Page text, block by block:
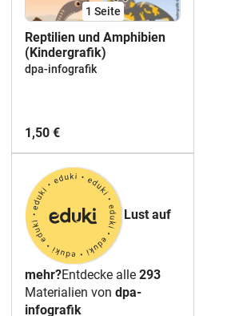
1 Seite
Reptilien und Amphibien
(Kindergrafik)
dpa-infografik
1,50 €
Lust auf
mehr?Entdecke alle 293
Materialien von dpa-
infografik